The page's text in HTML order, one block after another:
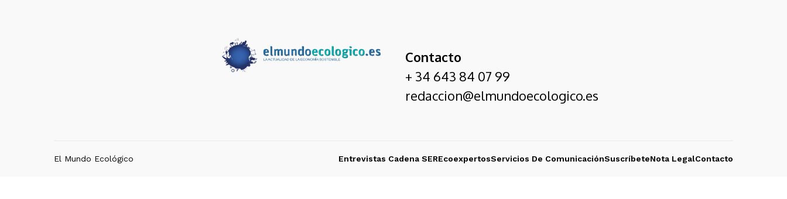
Contacto
+ 34 643 84 07 99
redaccion@elmundoecologico.es
El Mundo Ecológico Entrevistas Cadena SEREcoexpertosServicios De ComunicaciónSuscríbeteNota LegalContacto